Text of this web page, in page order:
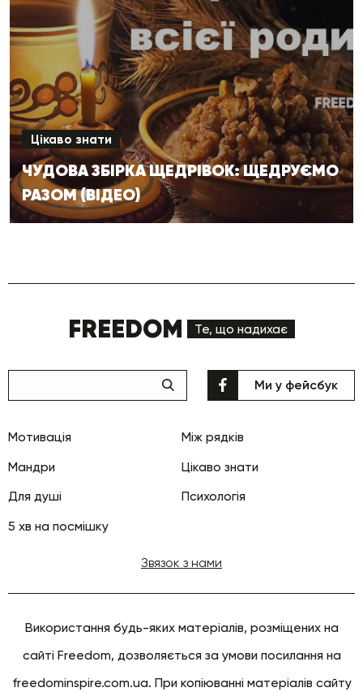
Цікаво знати
ЧУДОВА ЗБІРКА ЩЕДРІВОК: ЩЕДРУЄМО
РАЗОМ (ВІДЕО)
FREEDOM Те, що надихає
Мотивація
Між рядків
Мандри
Цікаво знати
Для душі
Психологія
5 хв на посмішку
Ми у фейсбук
Звязок з нами
Використання будь-яких матеріалів, розміщених на
сайті Freedom, дозволяється за умови посилання на
freedominspire.com.ua. При копіюванні матеріалів сайту